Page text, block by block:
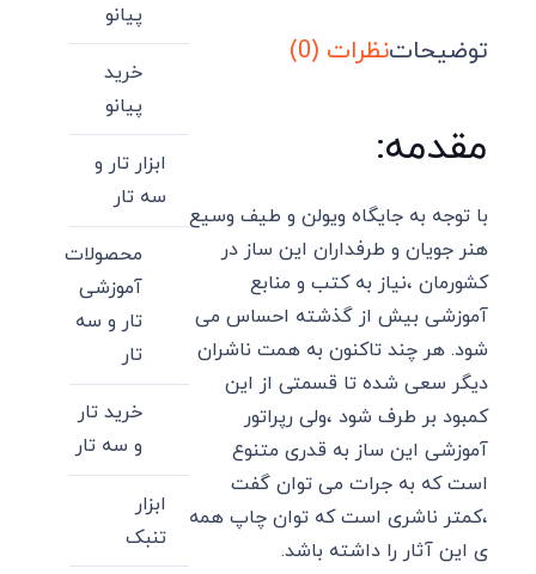
توضیحاتنظرات (0)
مقدمه:
با توجه به جایگاه ویولن و طیف وسیع
هنر جویان و طرفداران این ساز در
کشورمان ،نیاز به کتب و منابع
آموزشی بیش از گذشته احساس می
شود. هر چند تاکنون به همت ناشران
دیگر سعی شده تا قسمتی از این
کمبود بر طرف شود ،ولی رپراتور
آموزشی این ساز به قدری متنوع
است که به جرات می توان گفت
،کمتر ناشری است که توان چاپ همه
ی این آثار را داشته باشد.
پیانو
خرید
پیانو
ابزار تار و
سه تار
محصولات
آموزشی
تار و سه
تار
خرید تار
و سه تار
ابزار
تنبک